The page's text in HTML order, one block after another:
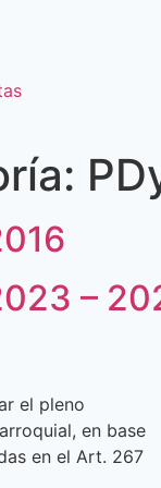
–
el pleno
en base
en el Art. 267